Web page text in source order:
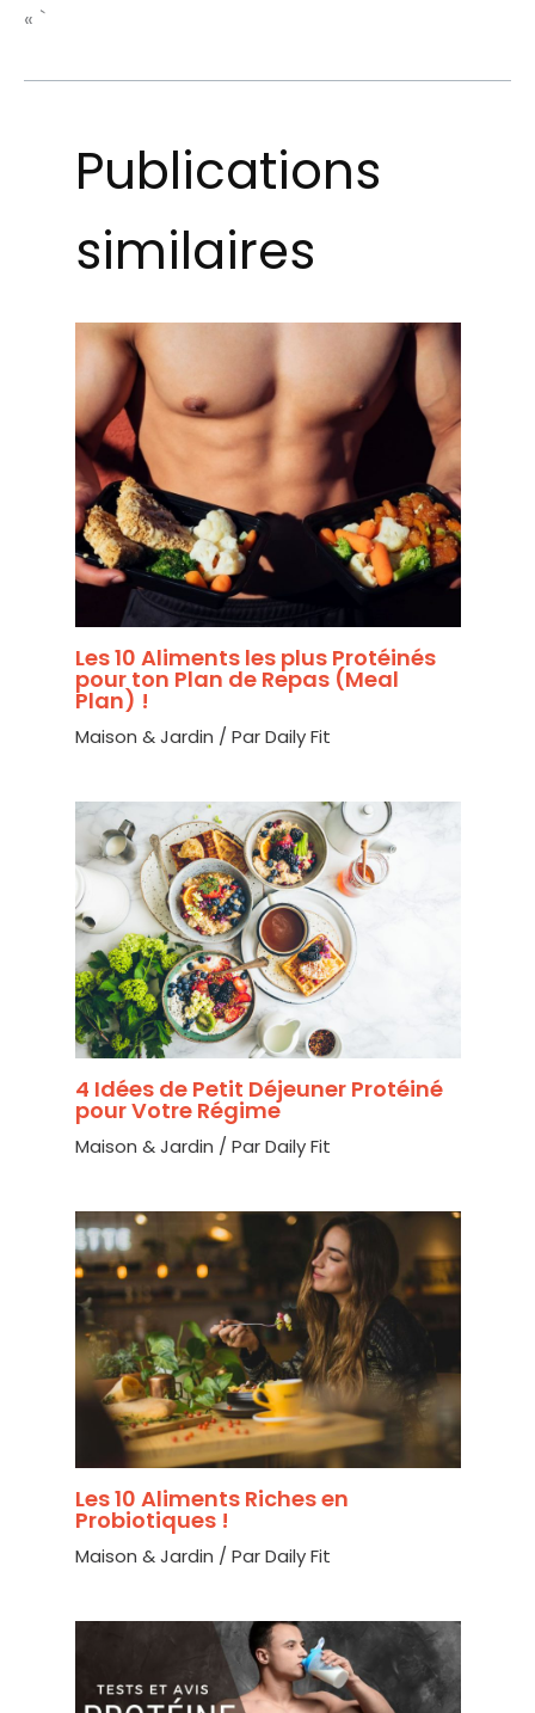
« `
Publications
similaires
Les 10 Aliments les plus Protéinés
pour ton Plan de Repas (Meal
Plan) !
Maison & Jardin / ParDaily Fit
4 Idées de Petit Déjeuner Protéiné
pour Votre Régime
Maison & Jardin / ParDaily Fit
Les 10 Aliments Riches en
Probiotiques !
Maison & Jardin / ParDaily Fit